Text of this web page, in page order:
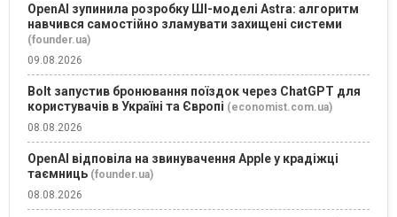
OpenAI зупинила розробку ШІ-моделі Astra: алгоритм
навчився самостійно зламувати захищені системи
(founder.ua)
09.08.2026
Bolt запустив бронювання поїздок через ChatGPT для
користувачів в Україні та Європі (economist.com.ua)
08.08.2026
OpenAI відповіла на звинувачення Apple у крадіжці
таємниць (founder.ua)
08.08.2026